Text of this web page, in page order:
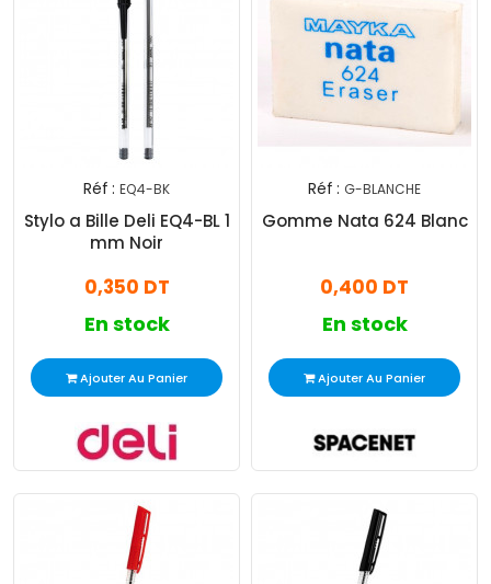
Réf : EQ4-BK
Stylo a Bille Deli EQ4-BL 1
mm Noir
0,350 DT
En stock
Ajouter Au Panier
Réf : G-BLANCHE
Gomme Nata 624 Blanc
0,400 DT
En stock
Ajouter Au Panier